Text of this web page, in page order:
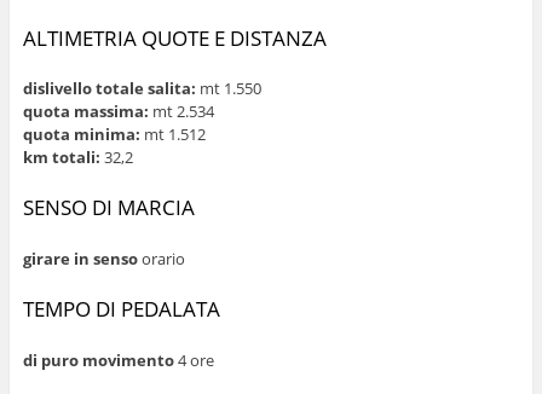
ALTIMETRIA QUOTE E DISTANZA
dislivello totale salita: mt 1.550
quota massima: mt 2.534
quota minima: mt 1.512
km totali: 32,2
SENSO DI MARCIA
girare in sensoorario
TEMPO DI PEDALATA
di puro movimento4 ore